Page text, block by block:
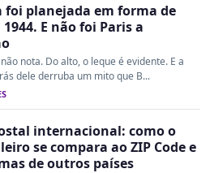
foi planejada em forma de
E não foi Paris a
nota. Do alto, o leque é evidente. E a
dele derruba um mito que B...
internacional: como o
se compara ao ZIP Code e
de outros países